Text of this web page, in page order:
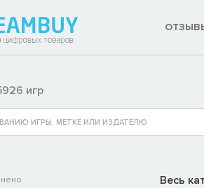
игр
Весь